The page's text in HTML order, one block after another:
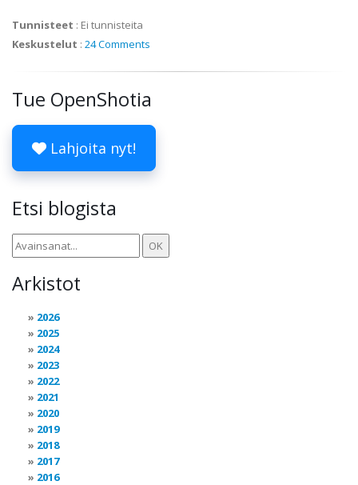
Tunnisteet : Ei tunnisteita
Keskustelut : 24 Comments
Tue OpenShotia
Lahjoita nyt!
Etsi blogista
Arkistot
2026
2025
2024
2023
2022
2021
2020
2019
2018
2017
2016